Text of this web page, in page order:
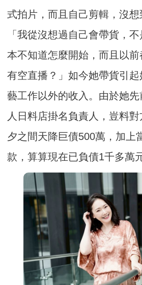
式拍片，而且自己剪輯，沒想
「我從沒想過自己會帶貨，
本不知道怎麼開始，而且以
有空直播？」如今她帶貨引
藝工作以外的收入。由於她
人日料店掛名負責人，豈料
夕之間天降巨債500萬，加上
款，算算現在已負債1千多萬